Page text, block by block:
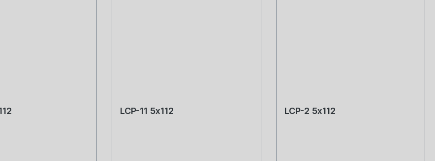
LCP-11 5x112 LCP-2 5x112